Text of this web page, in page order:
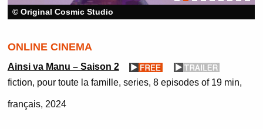
© Original Cosmic Studio
ONLINE CINEMA
Ainsi va Manu – Saison 2
fiction pour toute la famille series 8 episodes of 19 min
français 2024